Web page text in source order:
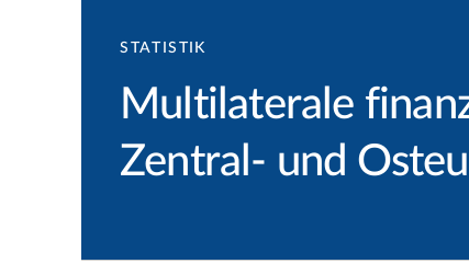
STATISTIK
Multilaterale
Zentral- und